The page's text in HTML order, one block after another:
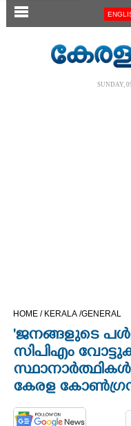
SECTIONS
OPINION
SUNDAY,
HOME / KERALA /GENERAL
'ജനങ്ങളുടെ
സിപിഎം
കേരള